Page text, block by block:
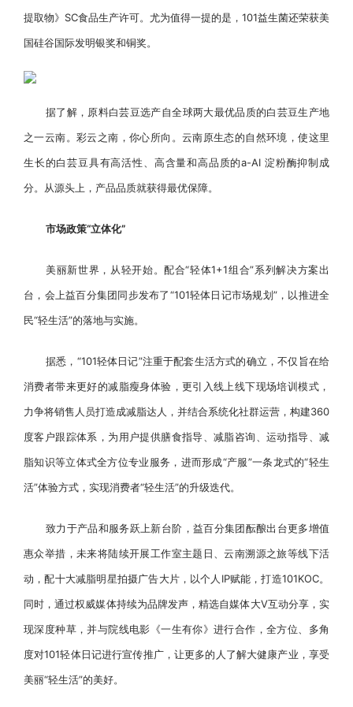
提取物》SC食品生产许可。尤为值得一提的是，101益生菌还荣获美
国硅谷国际发明银奖和铜奖。
据了解，原料白芸豆选产自全球两大最优品质的白芸豆生产地
之一云南。彩云之南，你心所向。云南原生态的自然环境，使这里
生长的白芸豆具有高活性、高含量和高品质的a-AI 淀粉酶抑制成
分。从源头上，产品品质就获得最优保障。
市场政策“立体化”
美丽新世界，从轻开始。配合“轻体1+1组合”系列解决方案出
台，会上益百分集团同步发布了“101轻体日记市场规划”，以推进全
民“轻生活”的落地与实施。
据悉，“101轻体日记”注重于配套生活方式的确立，不仅旨在给
消费者带来更好的减脂瘦身体验，更引入线上线下现场培训模式，
力争将销售人员打造成减脂达人，并结合系统化社群运营，构建360
度客户跟踪体系，为用户提供膳食指导、减脂咨询、运动指导、减
脂知识等立体式全方位专业服务，进而形成“产服”一条龙式的“轻生
活”体验方式，实现消费者“轻生活”的升级迭代。
致力于产品和服务跃上新台阶，益百分集团酝酿出台更多增值
惠众举措，未来将陆续开展工作室主题日、云南溯源之旅等线下活
动，配十大减脂明星拍摄广告大片，以个人IP赋能，打造101KOC。
同时，通过权威媒体持续为品牌发声，精选自媒体大V互动分享，实
现深度种草，并与院线电影《一生有你》进行合作，全方位、多角
度对101轻体日记进行宣传推广，让更多的人了解大健康产业，享受
美丽“轻生活”的美好。